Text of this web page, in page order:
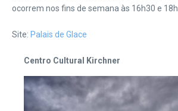
ocorrem nos fins de semana às 16h30 e 18h.
Site: Palais de Glace
Centro Cultural Kirchner